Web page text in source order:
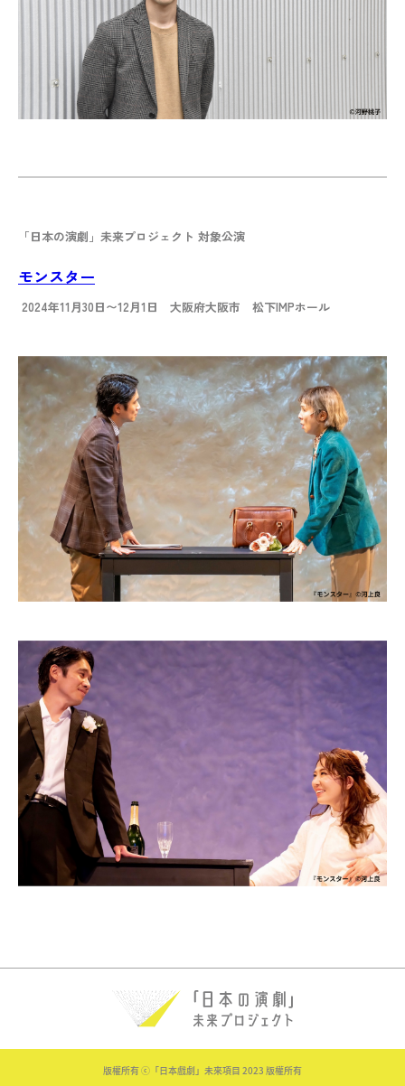
「日本の演劇」未来プロジェクト 対象公演
モンスター
2024年11月30日〜12月1日 大阪府大阪市 松下IMPホール
版權所有 ⓒ「日本戲劇」未來項目 2023 版權所有